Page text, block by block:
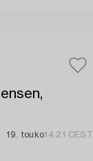
19. touko14:21 CEST